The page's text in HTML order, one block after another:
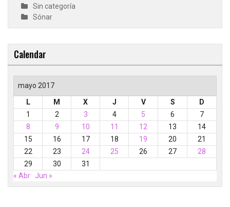
Sin categoría
Sónar
Calendar
mayo 2017
L
M X J V S
D
1
2 3 4 5 6
7
8
9 10 11 12 13
14
15
16 17 18 19 20
21
22
23 24 25 26 27
28
29
30
31
« Abr Jun »